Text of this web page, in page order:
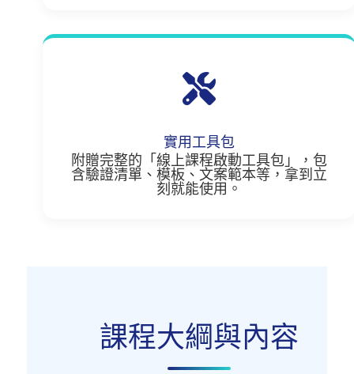
實用工具包
附贈完整的「線上課程啟動工具包」，包
含驗證清單、模板、文案範本等，拿到立
刻就能使用。
課程大綱與內容